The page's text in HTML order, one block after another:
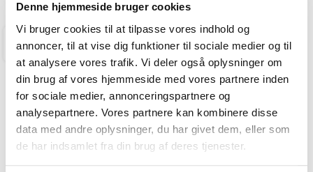
Denne hjemmeside bruger cookies
Vi bruger cookies til at tilpasse vores indhold og
annoncer, til at vise dig funktioner til sociale medier og til
at analysere vores trafik. Vi deler også oplysninger om
din brug af vores hjemmeside med vores partnere inden
for sociale medier, annonceringspartnere og
analysepartnere. Vores partnere kan kombinere disse
data med andre oplysninger, du har givet dem, eller som
de har indsamlet fra din brug af deres tjenester.
RINGKØBING